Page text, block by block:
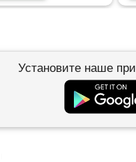
Установите наше